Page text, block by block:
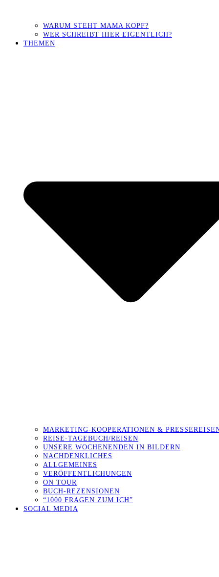
WARUM STEHT MAMA KOPF?
WER SCHREIBT HIER EIGENTLICH?
THEMEN
MARKETING-KOOPERATIONEN &
REISE-TAGEBUCH/REISEN
UNSERE WOCHENENDEN IN BILDERN
NACHDENKLICHES
ALLGEMEINES
VERÖFFENTLICHUNGEN
ON TOUR
BUCH-REZENSIONEN
“1000 FRAGEN ZUM ICH”
SOCIAL MEDIA